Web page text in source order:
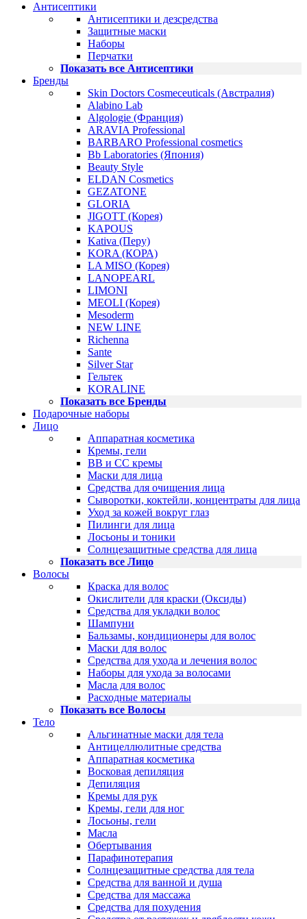
Антисептики
Антисептики и дезсредства
Защитные маски
Наборы
Перчатки
Показать все Антисептики
Бренды
Skin Doctors Cosmeceuticals (Австралия)
Alabino Lab
Algologie (Франция)
ARAVIA Professional
BARBARO Professional cosmetics
Bb Laboratories (Япония)
Beauty Style
ELDAN Cosmetics
GEZATONE
GLORIA
JIGOTT (Корея)
KAPOUS
Kativa (Перу)
KORA (КОРА)
LA MISO (Корея)
LANOPEARL
LIMONI
MEOLI (Корея)
Mesoderm
NEW LINE
Richenna
Sante
Silver Star
Гельтек
KORALINE
Показать все Бренды
Подарочные наборы
Лицо
Аппаратная косметика
Кремы, гели
BB и CC кремы
Маски для лица
Средства для очищения лица
Сыворотки, коктейли, концентраты для лица
Уход за кожей вокруг глаз
Пилинги для лица
Лосьоны и тоники
Солнцезащитные средства для лица
Показать все Лицо
Волосы
Краска для волос
Окислители для краски (Оксиды)
Средства для укладки волос
Шампуни
Бальзамы, кондиционеры для волос
Маски для волос
Средства для ухода и лечения волос
Наборы для ухода за волосами
Масла для волос
Расходные материалы
Показать все Волосы
Тело
Альгинатные маски для тела
Антицеллюлитные средства
Аппаратная косметика
Восковая депиляция
Депиляция
Кремы для рук
Кремы, гели для ног
Лосьоны, гели
Масла
Обертывания
Парафинотерапия
Солнцезащитные средства для тела
Средства для ванной и душа
Средства для массажа
Средства для похудения